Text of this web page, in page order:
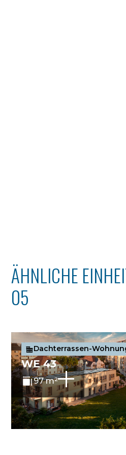
ÄHNLICHE
05
WE 43
97 m²
Dachterrassen-